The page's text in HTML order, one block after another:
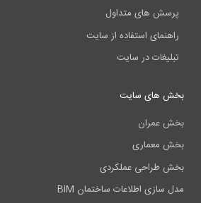
پرسش های متداول
راهنمای استفاده از سایت
تبلیغات در سایت
بخش های سایت
بخش عمران
بخش معماری
بخش طراحی عملکردی
مدل سازی اطلاعات ساختمان BIM